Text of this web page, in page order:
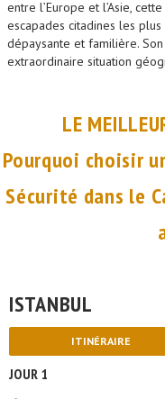
entre l’Europe et l’Asie,
escapades citadines les
dépaysante et familière.
extraordinaire situation
LE
Pourquoi choisir
Sécurité dans le
ISTANBUL
ITINÉRAIRE
JOUR 1